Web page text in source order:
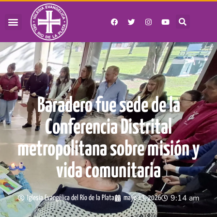
Baradero fue sede de la
Conferencia Distrital
metropolitana sobre misión y
vida comunitaria
Iglesia Evangélica del Río de la Plata mayo 13, 2026 9:14 am